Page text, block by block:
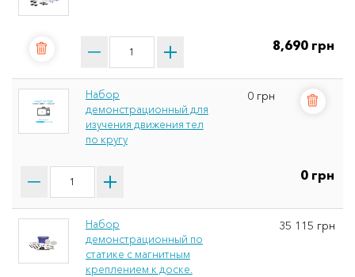
8,690 грн
Набор
демонстрационный для
изучения движения тел
по кругу
0 грн
0 грн
Набор
демонстрационный по
статике с магнитным
креплением к доске.
35 115 грн